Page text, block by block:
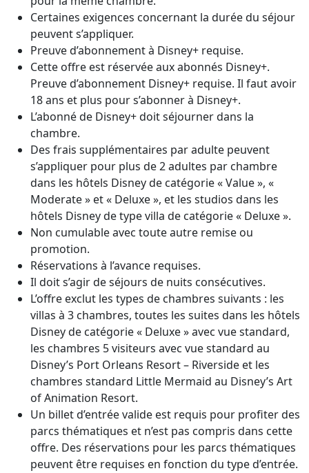
Certaines exigences concernant la durée du séjour
peuvent s’appliquer.
Preuve d’abonnement à Disney+ requise.
Cette offre est réservée aux abonnés Disney+.
Preuve d’abonnement Disney+ requise. Il faut avoir
18 ans et plus pour s’abonner à Disney+.
L’abonné de Disney+ doit séjourner dans la
chambre.
Des frais supplémentaires par adulte peuvent
s’appliquer pour plus de 2 adultes par chambre
dans les hôtels Disney de catégorie « Value », «
Moderate » et « Deluxe », et les studios dans les
hôtels Disney de type villa de catégorie « Deluxe ».
Non cumulable avec toute autre remise ou
promotion.
Réservations à l’avance requises.
Il doit s’agir de séjours de nuits consécutives.
L’offre exclut les types de chambres suivants : les
villas à 3 chambres, toutes les suites dans les hôtels
Disney de catégorie « Deluxe » avec vue standard,
les chambres 5 visiteurs avec vue standard au
Disney’s Port Orleans Resort – Riverside et les
chambres standard Little Mermaid au Disney’s Art
of Animation Resort.
Un billet d’entrée valide est requis pour profiter des
parcs thématiques et n’est pas compris dans cette
offre. Des réservations pour les parcs thématiques
peuvent être requises en fonction du type d’entrée.